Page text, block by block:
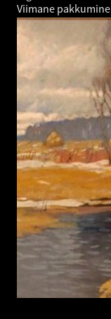
Viimane pakkumine